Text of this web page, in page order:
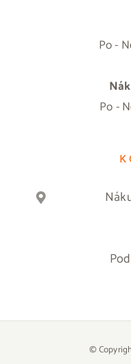
Po -
Po -
©